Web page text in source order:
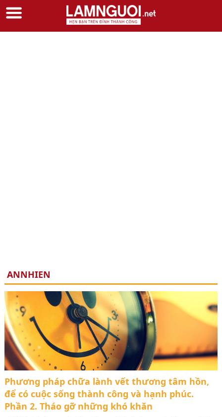
ANNHIEN
Phương pháp chữa lành vết thương tâm hồn,
để có cuộc sống thành công và hạnh phúc.
Phần 2. Tháo gỡ những khó khăn